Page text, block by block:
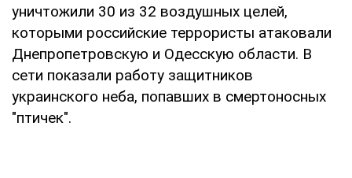
уничтожили 30 из 32 воздушных целей,
которыми российские террористы атаковали
Днепропетровскую и Одесскую области. В
сети показали работу защитников
украинского неба, попавших в смертоносных
"птичек".